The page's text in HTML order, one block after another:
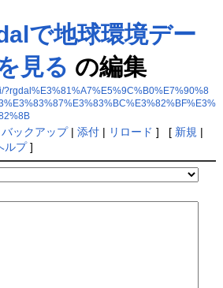
で地球環境デー
見る の編集
?rgdal%E3%81%A7%E5%9C%B0%E7%90%8
バックアップ| 添付| リロード ] [ 新規 |
ルプ]